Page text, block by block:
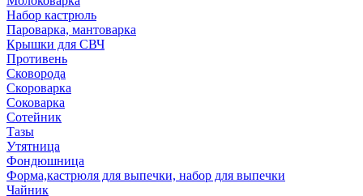
Набор кастрюль
Пароварка, мантоварка
Крышки для СВЧ
Противень
Сковорода
Скороварка
Соковарка
Сотейник
Тазы
Утятница
Фондюшница
Форма,кастрюля для выпечки, набор для выпечки
Чайник